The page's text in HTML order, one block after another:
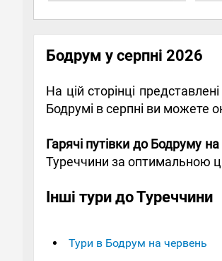
Бодрум у серпні 2026
На цій сторінці
Бодрумі в серпні ви можете
Гарячі путівки до Бодруму
Туреччини за оптимальною
Інші тури до Туреччини
Тури в Бодрум на червень